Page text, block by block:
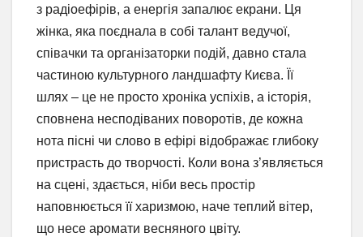
з радіоефірів, а енергія запалює екрани. Ця
жінка, яка поєднала в собі талант ведучої,
співачки та організаторки подій, давно стала
частиною культурного ландшафту Києва. Її
шлях – це не просто хроніка успіхів, а історія,
сповнена несподіваних поворотів, де кожна
нота пісні чи слово в ефірі відображає глибоку
пристрасть до творчості. Коли вона з’являється
на сцені, здається, ніби весь простір
наповнюється її харизмою, наче теплий вітер,
що несе аромати весняного цвіту.